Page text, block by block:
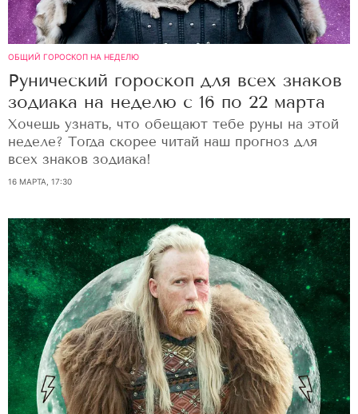
ОБЩИЙ ГОРОСКОП НА НЕДЕЛЮ
Рунический гороскоп для всех знаков
зодиака на неделю с 16 по 22 марта
Хочешь узнать, что обещают тебе руны на этой
неделе? Тогда скорее читай наш прогноз для
всех знаков зодиака!
16 МАРТА, 17:30